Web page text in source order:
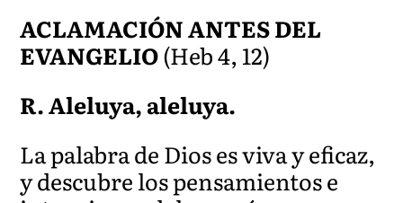
ACLAMACIÓN ANTES DEL
EVANGELIO(Heb 4, 12)
R. Aleluya, aleluya.
La palabra de Dios es viva y eficaz,
y descubre los pensamientos e